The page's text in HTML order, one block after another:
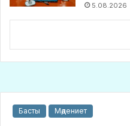
5.08.2026